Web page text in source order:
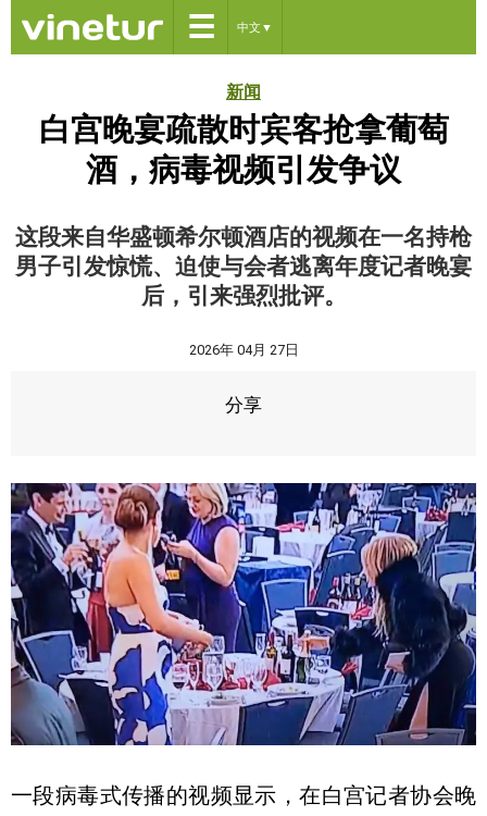
☰ 中文 ▼
新闻
白宫晚宴疏散时宾客抢拿葡萄
酒，病毒视频引发争议
这段来自华盛顿希尔顿酒店的视频在一名持枪
男子引发惊慌、迫使与会者逃离年度记者晚宴
后，引来强烈批评。
2026年 04月 27日
分享
一段病毒式传播的视频显示，在白宫记者协会晚